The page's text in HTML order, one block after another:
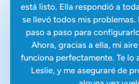
está listo. Ella respondió a
se llevó todos mis problemas.
paso a paso para
Ahora, gracias a ella, mi
funciona perfectamente. Te lo
Leslie, y me aseguraré de